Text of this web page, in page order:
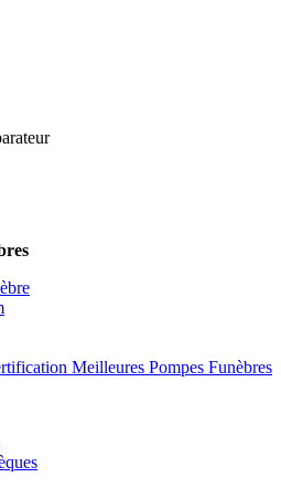
Meilleures Pompes Funèbres